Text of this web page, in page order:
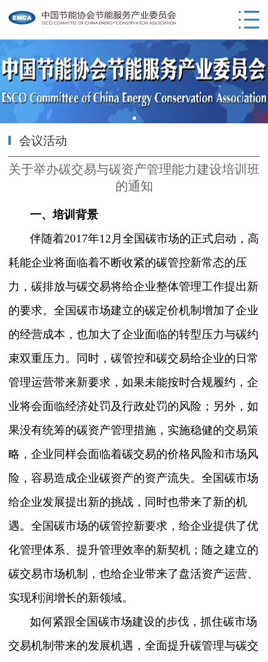
会议活动
关于举办碳交易与碳资产管理能力建设培训班
的通知
一、培训背景
伴随着2017年12月全国碳市场的正式启动，高
耗能企业将面临着不断收紧的碳管控新常态的压
力，碳排放与碳交易将给企业整体管理工作提出新
的要求。全国碳市场建立的碳定价机制增加了企业
的经营成本，也加大了企业面临的转型压力与碳约
束双重压力。同时，碳管控和碳交易给企业的日常
管理运营带来新要求，如果未能按时合规履约，企
业将会面临经济处罚及行政处罚的风险；另外，如
果没有统筹的碳资产管理措施，实施稳健的交易策
略，企业同样会面临着碳交易的价格风险和市场风
险，容易造成企业碳资产的资产流失。全国碳市场
给企业发展提出新的挑战，同时也带来了新的机
遇。全国碳市场的碳管控新要求，给企业提供了优
化管理体系、提升管理效率的新契机；随之建立的
碳交易市场机制，也给企业带来了盘活资产运营、
实现利润增长的新领域。
如何紧跟全国碳市场建设的步伐，抓住碳市场
交易机制带来的发展机遇，全面提升碳管理与碳交